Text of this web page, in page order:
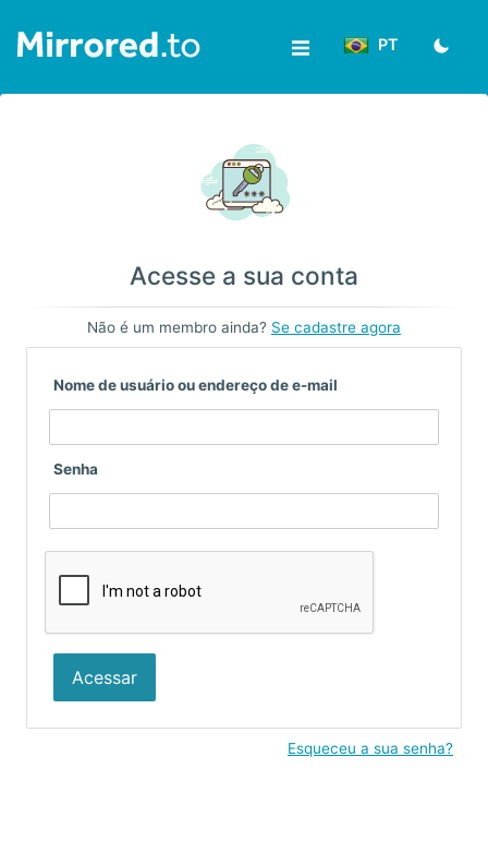
Enviar
Ferramentas
Ajuda
PT
Acesse a sua conta
Não é um membro ainda? Se cadastre agora
Nome de usuário ou endereço de e-mail
Senha
Acessar
Esqueceu a sua senha?